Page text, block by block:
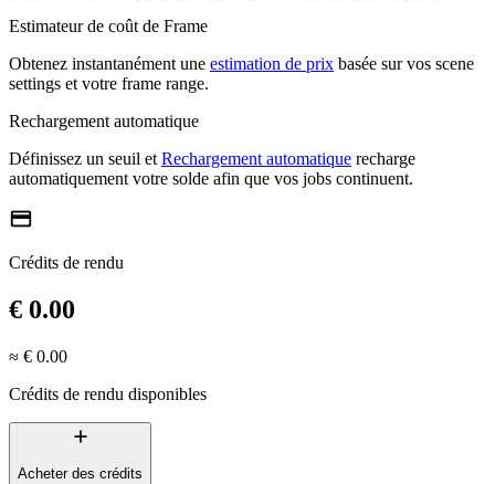
Estimateur de coût de Frame
Obtenez instantanément une estimation de prix basée sur vos scene
settings et votre frame range.
Rechargement automatique
Définissez un seuil et Rechargement automatique recharge
automatiquement votre solde afin que vos jobs continuent.
credit_card
Crédits de rendu
€ 0.00
≈ € 0.00
Crédits de rendu disponibles
add
Acheter des crédits